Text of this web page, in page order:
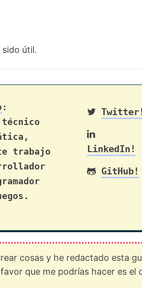
útil.
:
trabajo
Twitter!
LinkedIn!
GitHub!
cosas y he redactado esta
que me podrías hacer es el